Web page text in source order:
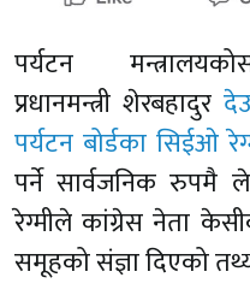
पर्यटन
प्रधानमन्त्री शेरबहादुर
पर्यटन बोर्डका सिईओ
पर्ने सार्वजनिक रुपमै
रेग्मीले कांग्रेस नेता
समूहको संज्ञा दिएको